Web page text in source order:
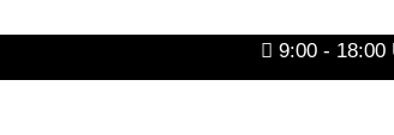
9:00 - 18:00